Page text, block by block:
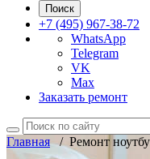
Поиск
+7 (495) 967-38-72
WhatsApp
Telegram
VK
Max
Заказать ремонт
Главная/ Ремонт